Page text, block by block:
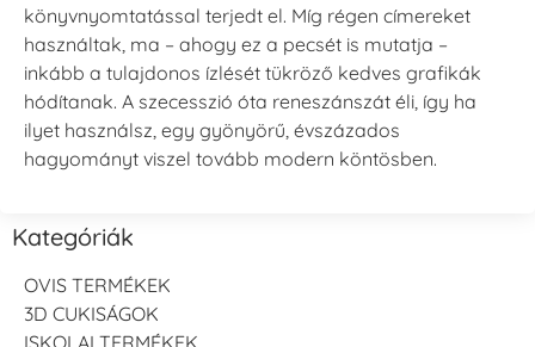
könyvnyomtatással terjedt el. Míg régen címereket
használtak, ma – ahogy ez a pecsét is mutatja –
inkább a tulajdonos ízlését tükröző kedves grafikák
hódítanak. A szecesszió óta reneszánszát éli, így ha
ilyet használsz, egy gyönyörű, évszázados
hagyományt viszel tovább modern köntösben.
Kategóriák
OVIS TERMÉKEK
3D CUKISÁGOK
ISKOLAI TERMÉKEK